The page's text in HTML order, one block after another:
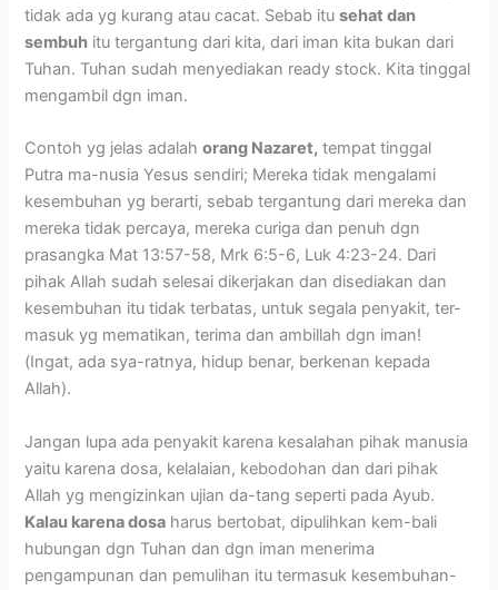
tidak ada yg kurang atau cacat. Sebab itusehat dan
sembuh itu tergantung dari kita, dari iman kita bukan dari
Tuhan. Tuhan sudah menyediakan ready stock. Kita tinggal
mengambil dgn iman.
Contoh yg jelas adalahorang Nazaret, tempat tinggal
Putra ma-nusia Yesus sendiri; Mereka tidak mengalami
kesembuhan yg berarti, sebab tergantung dari mereka dan
mereka tidak percaya, mereka curiga dan penuh dgn
prasangka Mat 13:57-58, Mrk 6:5-6, Luk 4:23-24. Dari
pihak Allah sudah selesai dikerjakan dan disediakan dan
kesembuhan itu tidak terbatas, untuk segala penyakit, ter-
masuk yg mematikan, terima dan ambillah dgn iman!
(Ingat, ada sya-ratnya, hidup benar, berkenan kepada
Allah).
Jangan lupa ada penyakit karena kesalahan pihak manusia
yaitu karena dosa, kelalaian, kebodohan dan dari pihak
Allah yg mengizinkan ujian da-tang seperti pada Ayub.
Kalau karena dosa harus bertobat, dipulihkan kem-bali
hubungan dgn Tuhan dan dgn iman menerima
pengampunan dan pemulihan itu termasuk kesembuhan-